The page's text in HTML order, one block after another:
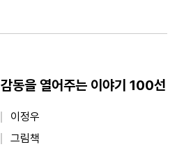
감동을 열어주는 이야기 100선
이정우
그림책